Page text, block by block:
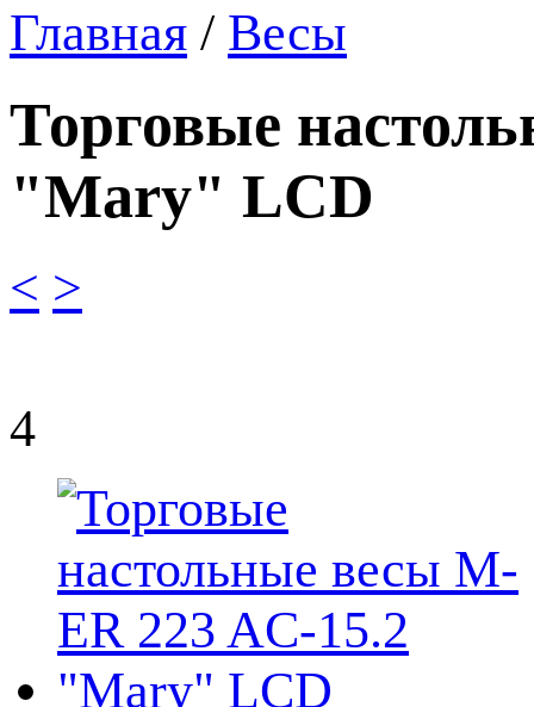
Главная / Весы
Торговые
"Mary" LCD
< >
4